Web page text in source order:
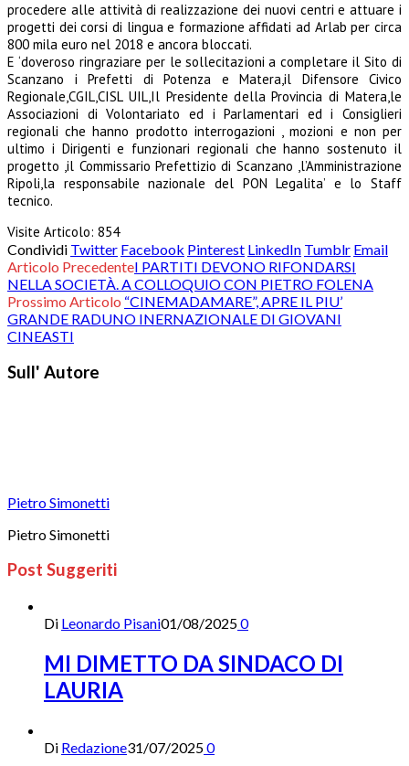
procedere alle attività di realizzazione dei nuovi centri e attuare i
progetti dei corsi di lingua e formazione affidati ad Arlab per circa
800 mila euro nel 2018 e ancora bloccati.
E ‘doveroso ringraziare per le sollecitazioni a completare il Sito di
Scanzano i Prefetti di Potenza e Matera,il Difensore Civico
Regionale,CGIL,CISL UIL,Il Presidente della Provincia di Matera,le
Associazioni di Volontariato ed i Parlamentari ed i Consiglieri
regionali che hanno prodotto interrogazioni , mozioni e non per
ultimo i Dirigenti e funzionari regionali che hanno sostenuto il
progetto ,il Commissario Prefettizio di Scanzano ,l’Amministrazione
Ripoli,la responsabile nazionale del PON Legalita’ e lo Staff
tecnico.
Visite Articolo: 854
Condividi Twitter Facebook Pinterest LinkedIn Tumblr Email
Articolo PrecedenteI PARTITI DEVONO RIFONDARSI
NELLA SOCIETÀ. A COLLOQUIO CON PIETRO FOLENA
Prossimo Articolo “CINEMADAMARE”, APRE IL PIU’
GRANDE RADUNO INERNAZIONALE DI GIOVANI
CINEASTI
Sull' Autore
Pietro Simonetti
Pietro Simonetti
Post Suggeriti
Di Leonardo Pisani01/08/20250
MI DIMETTO DA SINDACO DI
LAURIA
Di Redazione31/07/20250